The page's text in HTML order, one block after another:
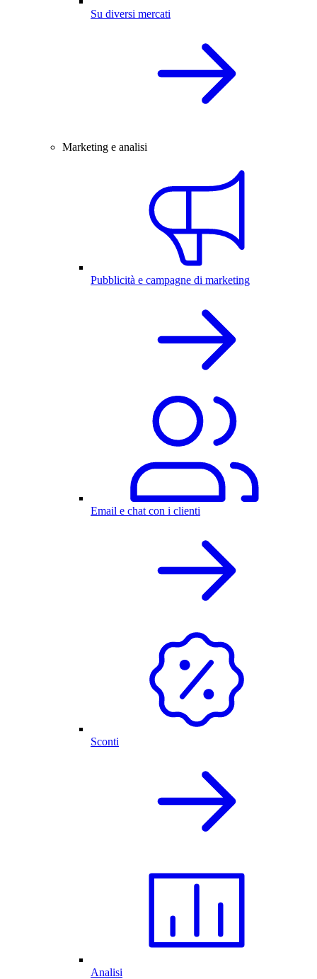
Su diversi mercati
Marketing e analisi
Pubblicità e campagne di marketing
Email e chat con i clienti
Sconti
Analisi